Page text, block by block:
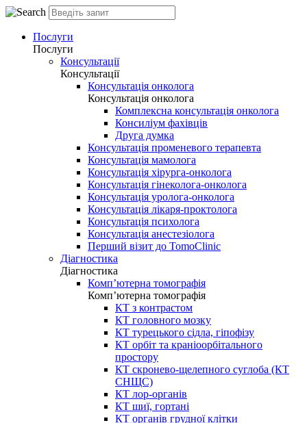
Послуги
Послуги
Консультації
Консультації
Консультація онколога
Консультація онколога
Комплексна консультація онколога
Консиліум фахівців
Друга думка
Консультація променевого терапевта
Консультація мамолога
Консультація хірурга-онколога
Консультація гінеколога-онколога
Консультація уролога-онколога
Консультація лікаря-проктолога
Консультація психолога
Консультація анестезіолога
Перший візит до TomoClinic
Діагностика
Діагностика
Комп’ютерна томографія
Комп’ютерна томографія
КТ з контрастом
КТ головного мозку
КТ турецького сідла, гіпофізу
КТ орбіт та краніоорбітального
простору
КТ скронево-щелепного суглоба (КТ
СНЩС)
КТ лор-органів
КТ шиї, гортані
КТ органів грудної клітки